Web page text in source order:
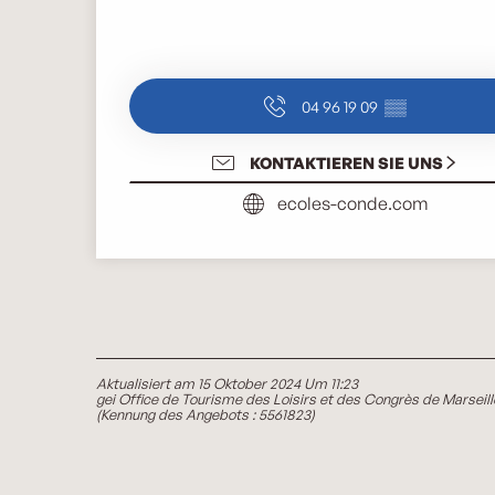
04 96 19 09 ▒▒
KONTAKTIEREN SIE UNS
ecoles-conde.com
Aktualisiert am 15 Oktober 2024 Um 11:23
gei Office de Tourisme des Loisirs et des Congrès de
(Kennung des Angebots :5561823)